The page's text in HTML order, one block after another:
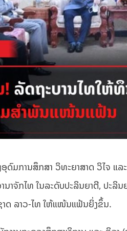
ດົມການສຶກສາ ວິທະຍາສາດ ວິໄຈ ແ
ຈັກໄທ ໃນລະດັບປະລິນຍາຕີ, ປະລິນ
ດ ລາວ-ໄທ ໃຫ້ແໜ້ນແຟ້ນຍິ່ງຂຶ້ນ.